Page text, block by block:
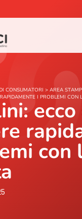
CONSUMATORI > AREA
I PROBLEMI CON
con